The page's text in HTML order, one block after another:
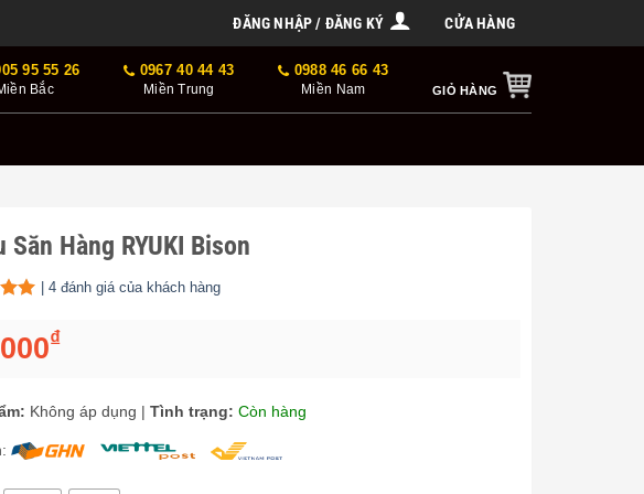
ĐĂNG NHẬP / ĐĂNG KÝ CỬA HÀNG
95 55 26
Bắc
0967 40 44 43
Miền Trung
0988 46 66 43
Miền Nam GIỎ HÀNG
Săn Hàng RYUKI Bison
4đánh giá của khách hàng
₫
Không áp dụng | Tình trạng: Còn hàng